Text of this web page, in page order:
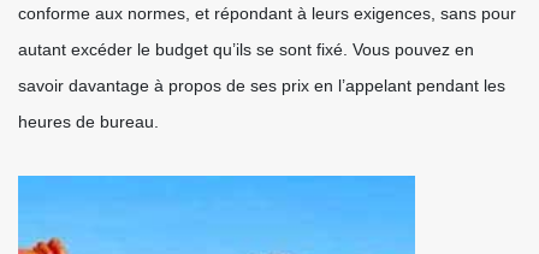
conforme aux normes, et répondant à leurs exigences, sans pour
autant excéder le budget qu’ils se sont fixé. Vous pouvez en
savoir davantage à propos de ses prix en l’appelant pendant les
heures de bureau.